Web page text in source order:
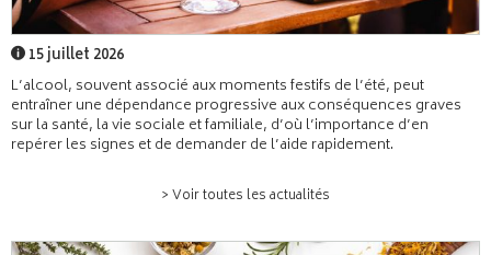
15 juillet 2026
L’alcool, souvent associé aux moments festifs de l’été, peut
entraîner une dépendance progressive aux conséquences graves
sur la santé, la vie sociale et familiale, d’où l’importance d’en
repérer les signes et de demander de l’aide rapidement.
> Voir toutes les actualités